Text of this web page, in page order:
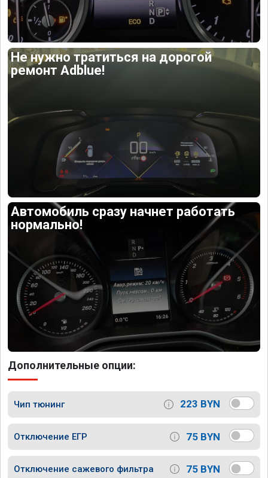
Не нужно тратиться на дорогой
ремонт Adblue!
Автомобиль сразу начнет работать
нормально!
Дополнительные опции:
Чип тюнинг 223 BYN
Отключение ЕГР 75 BYN
Отключение сажевого фильтра 75 BYN